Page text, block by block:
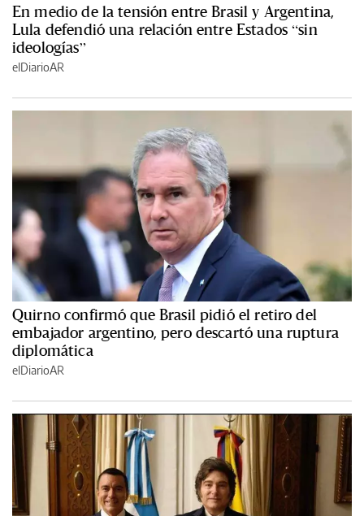
En medio de la tensión entre Brasil y Argentina,
Lula defendió una relación entre Estados “sin
ideologías”
elDiarioAR
Quirno confirmó que Brasil pidió el retiro del
embajador argentino, pero descartó una ruptura
diplomática
elDiarioAR